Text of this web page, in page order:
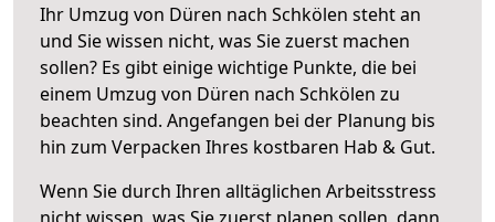
Ihr Umzug von Düren nach Schkölen steht an
und Sie wissen nicht, was Sie zuerst machen
sollen? Es gibt einige wichtige Punkte, die bei
einem Umzug von Düren nach Schkölen zu
beachten sind. Angefangen bei der Planung bis
hin zum Verpacken Ihres kostbaren Hab & Gut.
Wenn Sie durch Ihren alltäglichen Arbeitsstress